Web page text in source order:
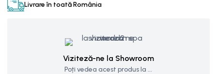
Livrare în toată România
Viziteză-ne la Showroom
Poți vedea acest produs la ...